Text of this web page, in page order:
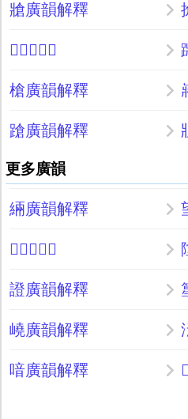
牄廣韻解釋
𨄚廣韻解釋
槍廣韻解釋
蹌廣韻解釋
更多廣韻
緉廣韻解釋
𧙃廣韻解釋
證廣韻解釋
嶢廣韻解釋
喑廣韻解釋